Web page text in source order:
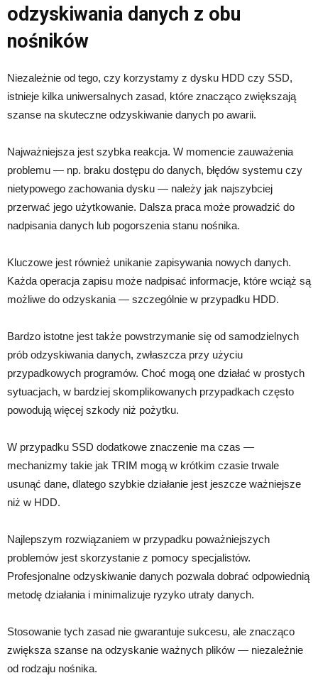
odzyskiwania danych z obu
nośników
Niezależnie od tego, czy korzystamy z dysku HDD czy SSD,
istnieje kilka uniwersalnych zasad, które znacząco zwiększają
szanse na skuteczne odzyskiwanie danych po awarii.
Najważniejsza jest szybka reakcja. W momencie zauważenia
problemu — np. braku dostępu do danych, błędów systemu czy
nietypowego zachowania dysku — należy jak najszybciej
przerwać jego użytkowanie. Dalsza praca może prowadzić do
nadpisania danych lub pogorszenia stanu nośnika.
Kluczowe jest również unikanie zapisywania nowych danych.
Każda operacja zapisu może nadpisać informacje, które wciąż są
możliwe do odzyskania — szczególnie w przypadku HDD.
Bardzo istotne jest także powstrzymanie się od samodzielnych
prób odzyskiwania danych, zwłaszcza przy użyciu
przypadkowych programów. Choć mogą one działać w prostych
sytuacjach, w bardziej skomplikowanych przypadkach często
powodują więcej szkody niż pożytku.
W przypadku SSD dodatkowe znaczenie ma czas —
mechanizmy takie jak TRIM mogą w krótkim czasie trwale
usunąć dane, dlatego szybkie działanie jest jeszcze ważniejsze
niż w HDD.
Najlepszym rozwiązaniem w przypadku poważniejszych
problemów jest skorzystanie z pomocy specjalistów.
Profesjonalne odzyskiwanie danych pozwala dobrać odpowiednią
metodę działania i minimalizuje ryzyko utraty danych.
Stosowanie tych zasad nie gwarantuje sukcesu, ale znacząco
zwiększa szanse na odzyskanie ważnych plików — niezależnie
od rodzaju nośnika.